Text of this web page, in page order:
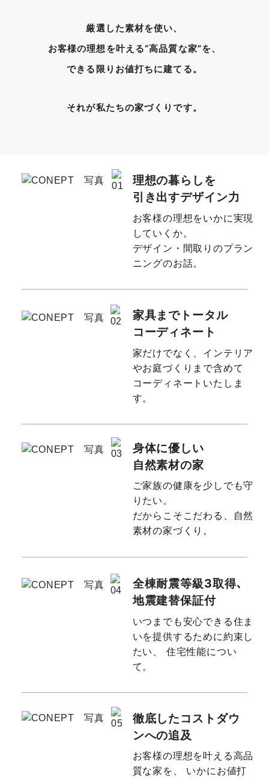
厳選した素材を使い、
お客様の理想を叶える“高品質な家”を、
できる限りお値打ちに建てる。
それが私たちの家づくりです。
理想の暮らしを
引き出すデザイン力
お客様の理想をいかに実現
していくか。
デザイン・間取りのプラン
ニングのお話。
家具までトータル
コーディネート
家だけでなく、インテリア
やお庭づくりまで含めて
コーディネートいたしま
す。
身体に優しい
自然素材の家
ご家族の健康を少しでも守
りたい。
だからこそこだわる、自然
素材の家づくり。
全棟耐震等級3取得､
地震建替保証付
いつまでも安心できる住ま
いを提供するために約束し
たい、
住宅性能につい
て。
徹底したコストダウ
ンへの追及
お客様の理想を叶える高品
質な家を、
いかにお値打